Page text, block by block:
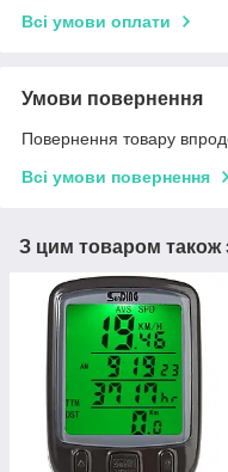
Всі умови оплати
Умови повернення
Повернення товару
Всі умови повернення
З цим товаром також